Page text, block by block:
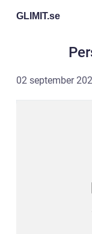
GLIMIT.se
02 september